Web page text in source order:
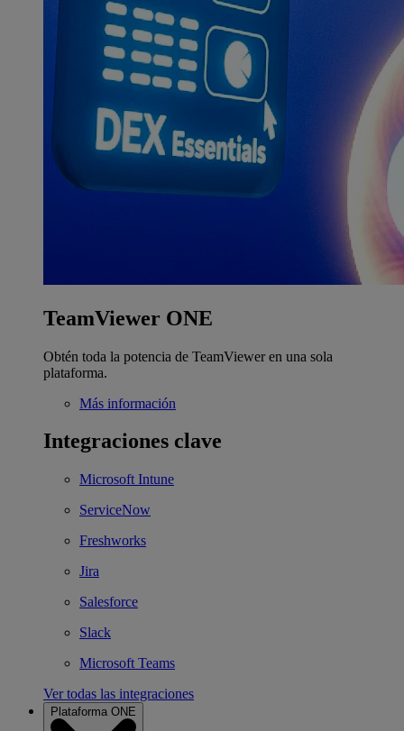
TeamViewer ONE
Obtén toda la potencia de TeamViewer en una sola
plataforma.
Más información
Integraciones clave
Microsoft Intune
ServiceNow
Freshworks
Jira
Salesforce
Slack
Microsoft Teams
Ver todas las integraciones
Plataforma ONE